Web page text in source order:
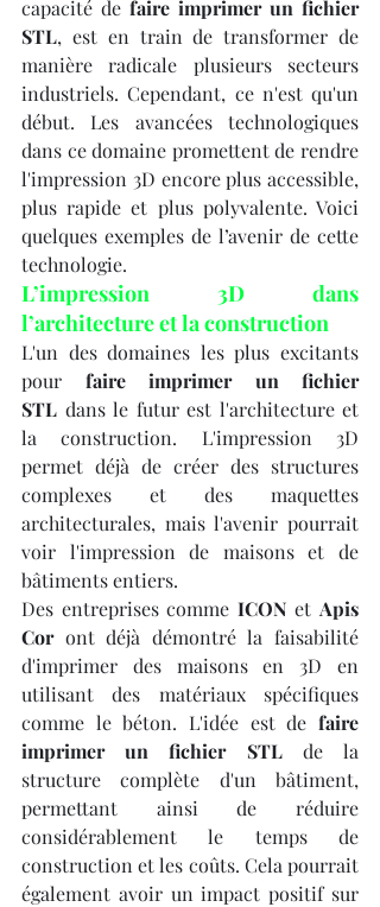
capacité de faire imprimer un fichier
STL, est en train de transformer de
manière radicale plusieurs secteurs
industriels. Cependant, ce n'est qu'un
début. Les avancées technologiques
dans ce domaine promettent de rendre
l'impression 3D encore plus accessible,
plus rapide et plus polyvalente. Voici
quelques exemples de l’avenir de cette
technologie.
L’impression 3D dans
l’architecture et la construction
L'un des domaines les plus excitants
pour faire imprimer un fichier
STL dans le futur est l'architecture et
la construction. L'impression 3D
permet déjà de créer des structures
complexes et des maquettes
architecturales, mais l'avenir pourrait
voir l'impression de maisons et de
bâtiments entiers.
Des entreprises comme ICON et Apis
Cor ont déjà démontré la faisabilité
d'imprimer des maisons en 3D en
utilisant des matériaux spécifiques
comme le béton. L'idée est de faire
imprimer un fichier STL de la
structure complète d'un bâtiment,
permettant ainsi de réduire
considérablement le temps de
construction et les coûts. Cela pourrait
également avoir un impact positif sur